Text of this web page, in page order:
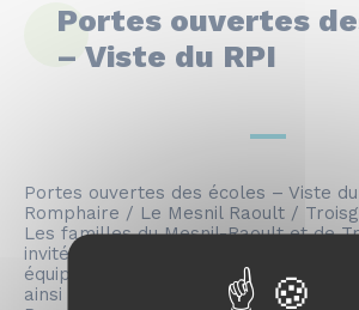
Portes ouvertes
– Viste du RPI
Portes ouvertes des écoles – Viste
Romphaire / Le Mesnil Raoult /
Les familles du Mesnil-Raoult et de
invitées à visiter les écoles et à
équipes (enseignantes et agents du
ainsi que les membre de l’APE